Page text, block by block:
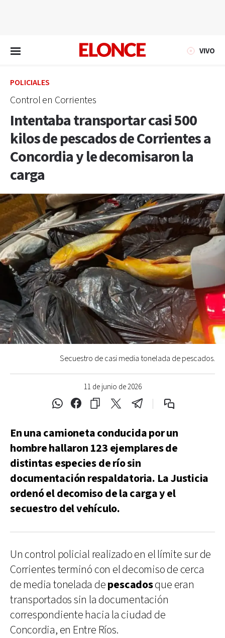
VIVO
POLICIALES
Control en Corrientes
Intentaba transportar casi 500
kilos de pescados de Corrientes a
Concordia y le decomisaron la
carga
11 de junio de 2026
Secuestro de casi media tonelada de pescados.
En una camioneta conducida por un
hombre hallaron 123 ejemplares de
distintas especies de río sin
documentación respaldatoria. La Justicia
ordenó el decomiso de la carga y el
secuestro del vehículo.
Un control policial realizado en el límite sur de
Corrientes terminó con el decomiso de cerca
de media tonelada depescadosque eran
transportados sin la documentación
correspondiente hacia la ciudad de
Concordia, en Entre Ríos.